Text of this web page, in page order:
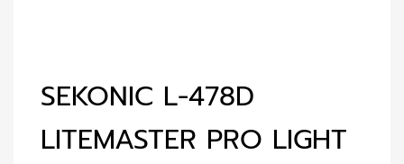
SEKONIC L-478D
LITEMASTER PRO LIGHT